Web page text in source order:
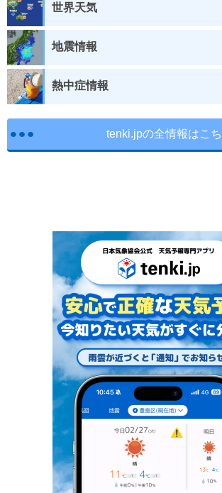
世界天気
地震情報
熱中症情報
tenki.jpの全情報はこ